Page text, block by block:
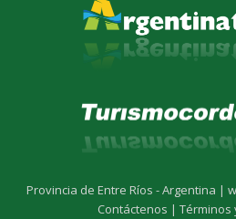
Provincia de Entre Ríos - Argentina |
Contáctenos |Términos